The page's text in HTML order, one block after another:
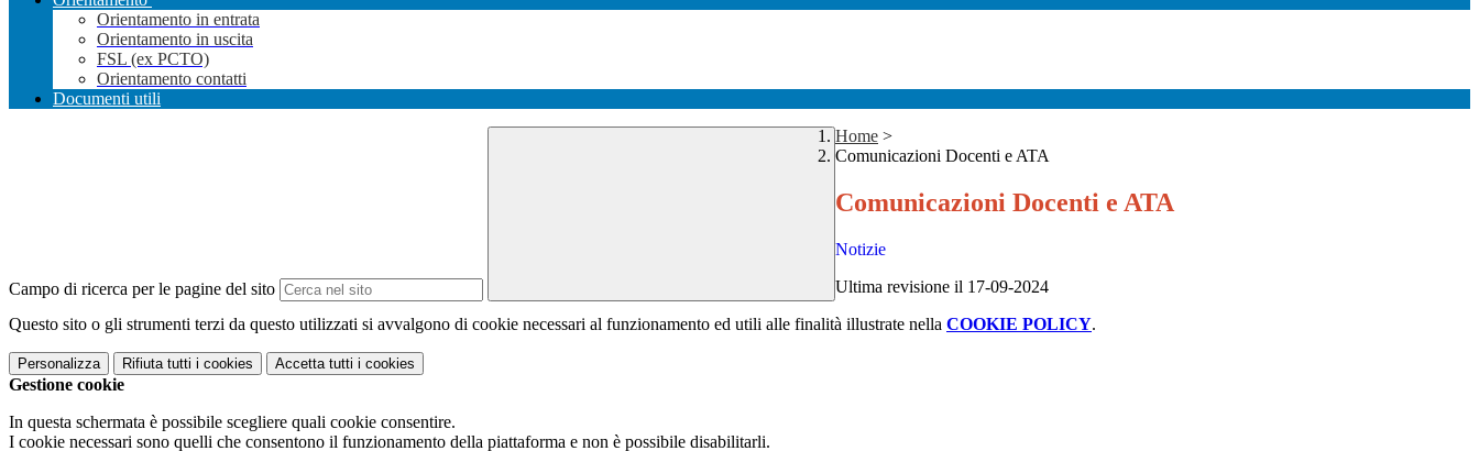
Orientamento in entrata
Orientamento in uscita
FSL (ex PCTO)
Orientamento contatti
Documenti utili
Campo di ricerca per le pagine del sito
Home >
Comunicazioni Docenti e ATA
Comunicazioni Docenti e ATA
Notizie
Ultima revisione il 17-09-2024
Questo sito o gli strumenti terzi da questo utilizzati si avvalgono di cookie necessari al funzionamento ed utili alle finalità illustrate nella COOKIE POLICY.
Personalizza Rifiuta tutti i cookies Accetta tutti i cookies
Gestione cookie
In questa schermata è possibile scegliere quali cookie consentire.
I cookie necessari sono quelli che consentono il funzionamento della piattaforma e non è possibile disabilitarli.